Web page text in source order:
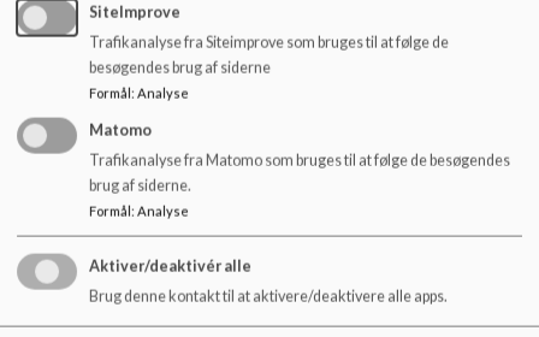
Funktion:
Adresse:
Beskrivelse:
SiteImprove
Trafikanalyse fra Siteimprove som bruges til at følge de
besøgendes brug af siderne
Formål: Analyse
Matomo
Trafikanalyse fra Matomo som bruges til at følge de besøgendes
brug af siderne.
Formål: Analyse
Aktiver/deaktivér alle
Brug denne kontakt til at aktivere/deaktivere alle apps.